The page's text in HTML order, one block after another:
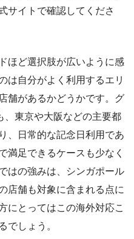
サイトで確認してくださ
ほど選択肢が広いように感
は自分がよく利用するエリ
舗があるかどうかです。グ
、東京や大阪などの主要都
、日常的な記念日利用であ
満足できるケースも少なく
はの強みは、シンガポール
店舗も対象に含まれる点に
にとってはこの海外対応こ
でしょう。